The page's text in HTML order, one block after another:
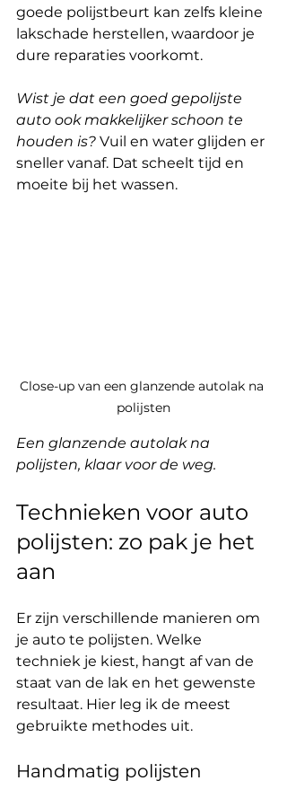
goede polijstbeurt kan zelfs kleine
lakschade herstellen, waardoor je
dure reparaties voorkomt.
Wist je dat een goed gepolijste
auto ook makkelijker schoon te
houden is? Vuil en water glijden er
sneller vanaf. Dat scheelt tijd en
moeite bij het wassen.
Close-up van een glanzende autolak na
polijsten
Een glanzende autolak na
polijsten, klaar voor de weg.
Technieken voor auto
polijsten: zo pak je het
aan
Er zijn verschillende manieren om
je auto te polijsten. Welke
techniek je kiest, hangt af van de
staat van de lak en het gewenste
resultaat. Hier leg ik de meest
gebruikte methodes uit.
Handmatig polijsten